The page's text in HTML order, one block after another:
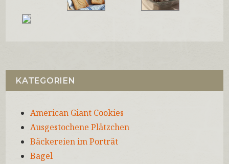
KATEGORIEN
American Giant Cookies
Ausgestochene Plätzchen
Bäckereien im Porträt
Bagel